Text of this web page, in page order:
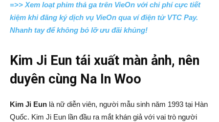
=>> Xem loạt phim thả ga trên VieOn với chi phí cực tiết
kiệm khi đăng ký dịch vụ VieOn qua ví điện tử VTC Pay.
Nhanh tay để không bỏ lỡ ưu đãi khủng!
Kim Ji Eun tái xuất màn ảnh, nên
duyên cùng Na In Woo
Kim Ji Eun là nữ diễn viên, người mẫu sinh năm 1993 tại Hàn
Quốc. Kim Ji Eun lần đầu ra mắt khán giả với vai trò người